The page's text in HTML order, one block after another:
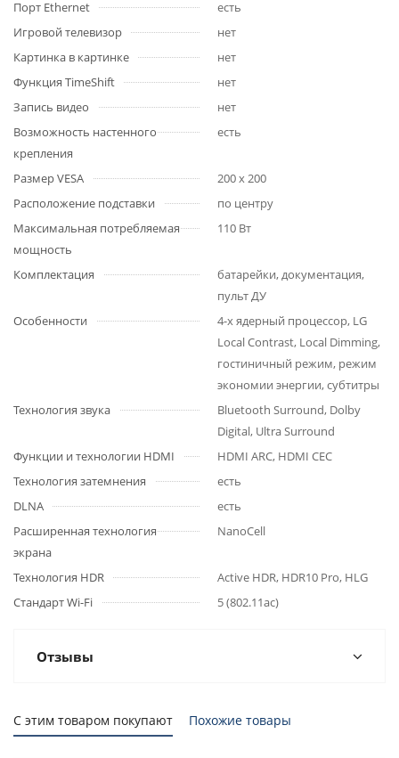
Порт Ethernet
есть
Игровой телевизор
нет
Картинка в картинке
нет
Функция TimeShift
нет
Запись видео
нет
Возможность настенного
крепления
есть
Размер VESA
200 x 200
Расположение подставки
по центру
Максимальная потребляемая
мощность
110 Вт
Комплектация
батарейки, документация,
пульт ДУ
Особенности
4-х ядерный процессор, LG
Local Contrast, Local Dimming,
гостиничный режим, режим
экономии энергии, субтитры
Технология звука
Bluetooth Surround, Dolby
Digital, Ultra Surround
Функции и технологии HDMI
HDMI ARC, HDMI CEC
Технология затемнения
есть
DLNA
есть
Расширенная технология
экрана
NanoCell
Технология HDR
Active HDR, HDR10 Pro, HLG
Стандарт Wi-Fi
5 (802.11ac)
Отзывы
С этим товаром покупают Похожие товары